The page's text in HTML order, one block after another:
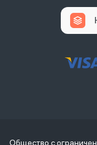
Общество с